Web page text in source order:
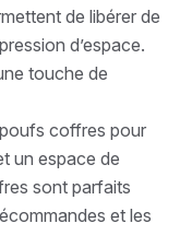
de libérer de
d’espace.
touche de
coffres pour
un espace de
sont parfaits
et les